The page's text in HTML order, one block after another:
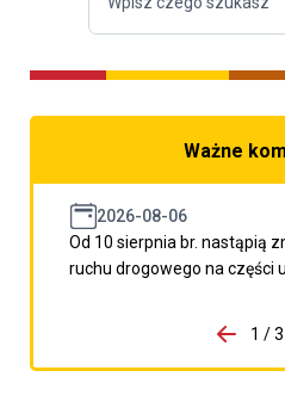
Ważne
2026-08-06
Od 10 sierpnia br. nastąpią
ruchu drogowego na części
porzpedniego komunikatu
1 / 3